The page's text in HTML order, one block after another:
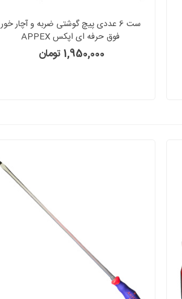
ست 6 عددی پیچ گوشتی ضربه و آچار خور
فوق حرفه ای اپکس APPEX
1,950,000 تومان